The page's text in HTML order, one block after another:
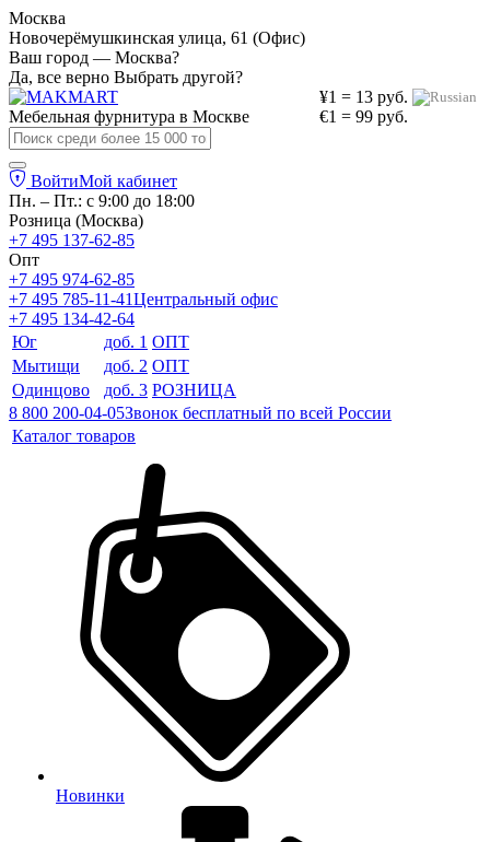
Москва
Новочерёмушкинская улица, 61 (Офис)
Ваш город — Москва?
Да, все верно Выбрать другой?
¥1 = 13 руб.
€1 = 99 руб.
Мебельная фурнитура в Москве
ВойтиМой кабинет
Пн. – Пт.: с 9:00 до 18:00
Розница (Москва)
+7 495 137-62-85
Опт
+7 495 974-62-85
+7 495 785-11-41Центральный офис
+7 495 134-42-64
Юг
доб. 1 ОПТ
Мытищи
доб. 2 ОПТ
Одинцово
доб. 3 РОЗНИЦА
8 800 200-04-05Звонок бесплатный по всей России
Каталог товаров
Новинки